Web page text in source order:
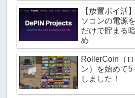
【放置ポイ活
ソコンの電源
だけで貯まる
め
RollerCoin（
ン）を始めて5
しました！